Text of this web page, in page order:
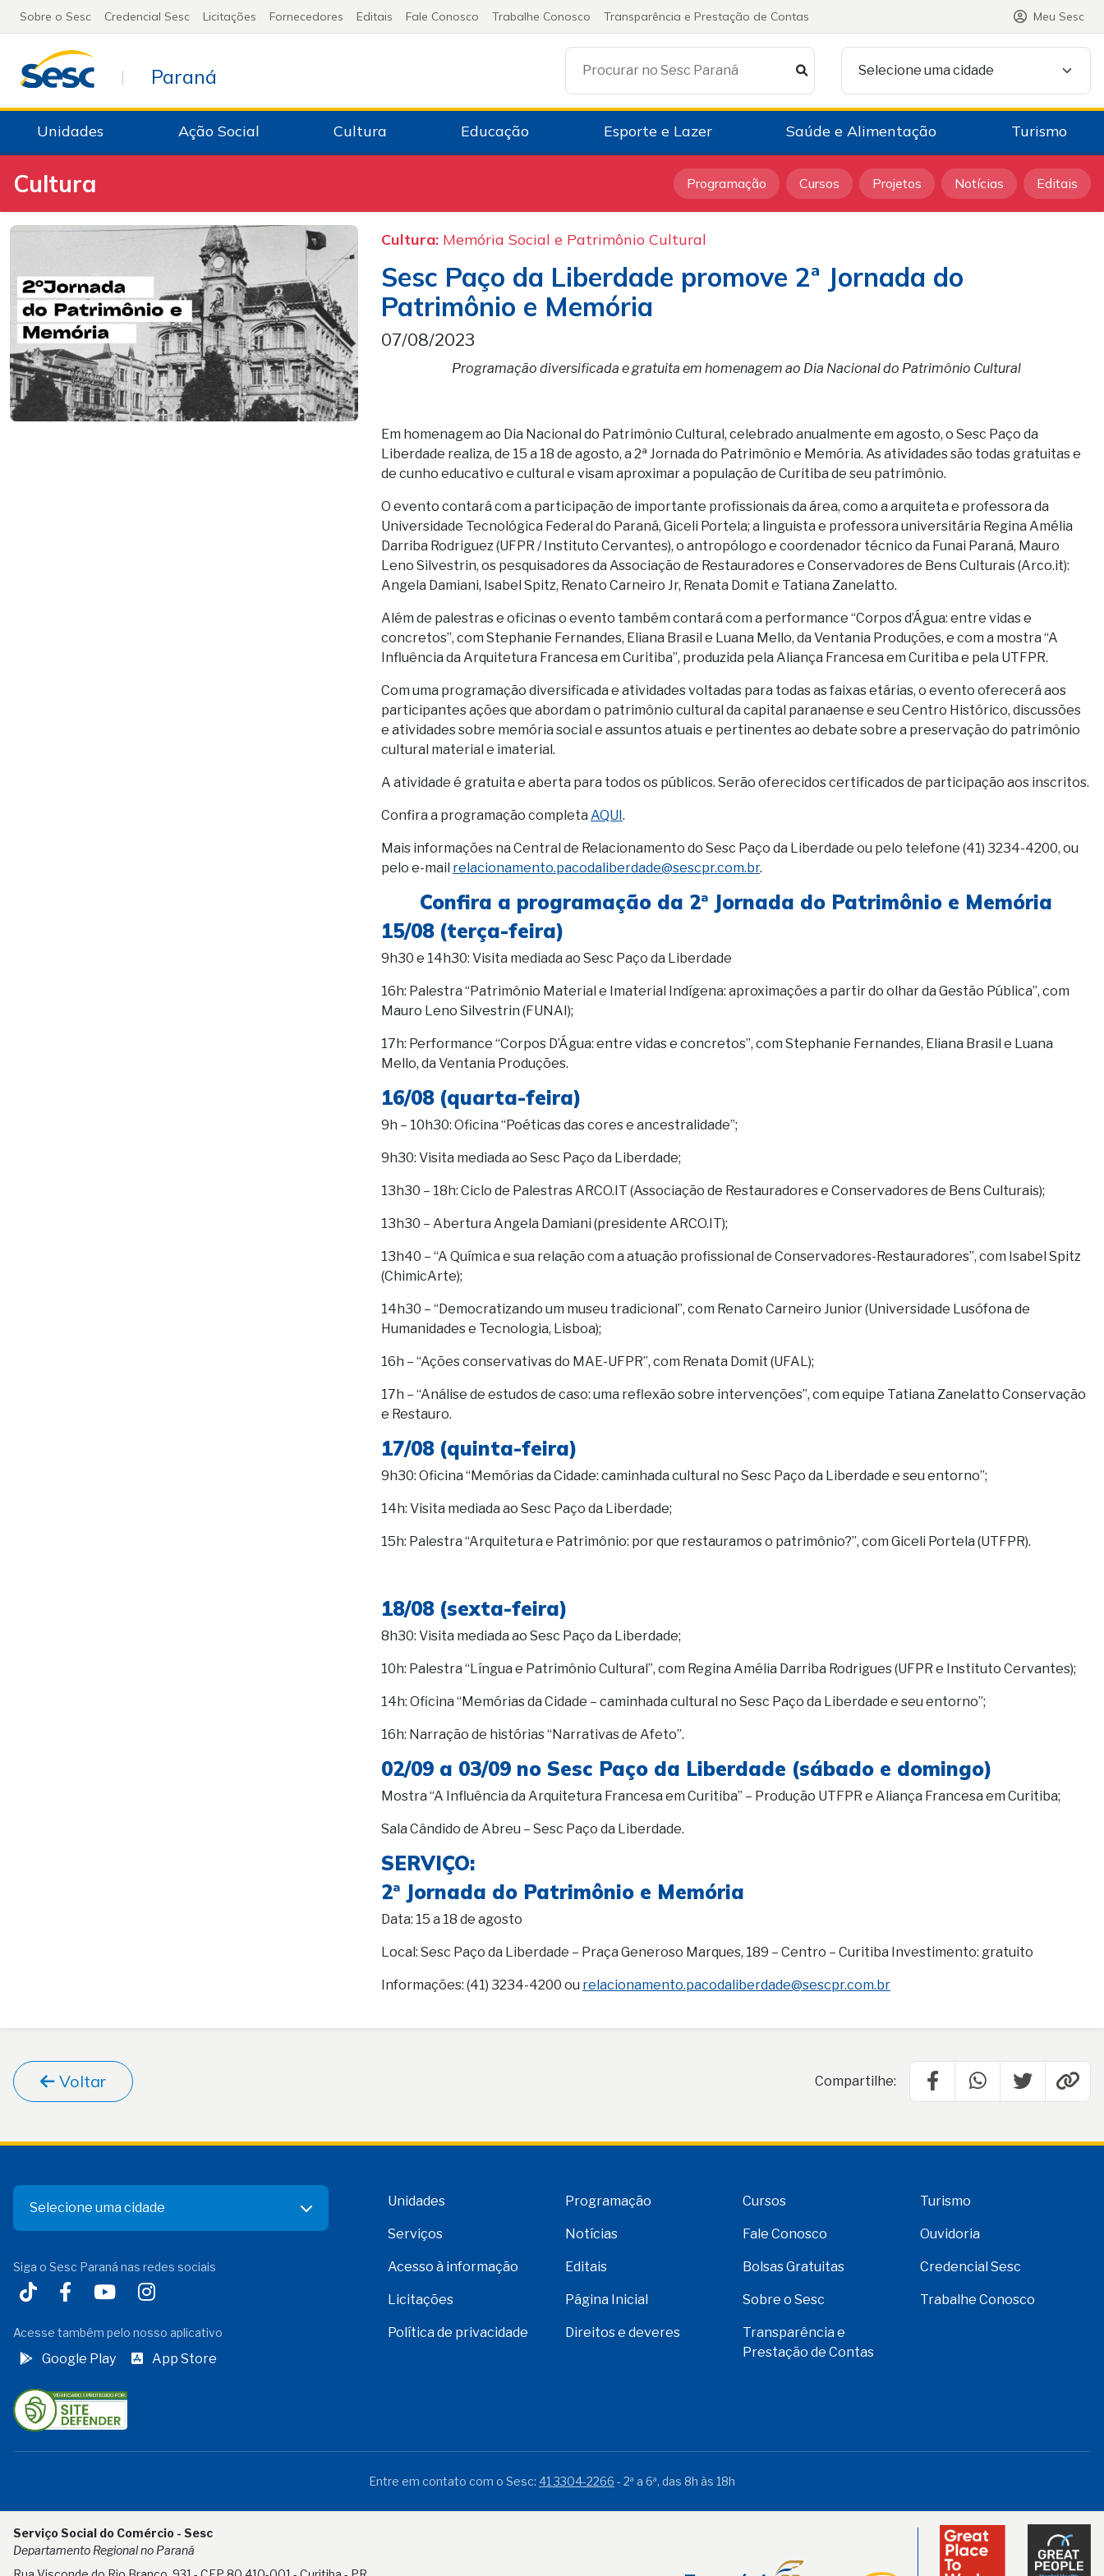
Sobre o Sesc Credencial Sesc Licitações Fornecedores Editais Fale Conosco Trabalhe Conosco Transparência e Prestação de Contas Meu Sesc
Paraná Procurar no Sesc Paraná Selecione uma cidade
Unidades Ação Social Cultura Educação Esporte e Lazer Saúde e Alimentação Turismo
Cultura Programação Cursos Projetos Notícias Editais
Cultura: Memória Social e Patrimônio Cultural
Sesc Paço da Liberdade promove 2ª Jornada do
Patrimônio e Memória
07/08/2023
Programação diversificada e gratuita em homenagem ao Dia Nacional do Patrimônio Cultural
Em homenagem ao Dia Nacional do Patrimônio Cultural, celebrado anualmente em agosto, o Sesc Paço da
Liberdade realiza, de 15 a 18 de agosto, a 2ª Jornada do Patrimônio e Memória. As atividades são todas gratuitas e
de cunho educativo e cultural e visam aproximar a população de Curitiba de seu patrimônio.
O evento contará com a participação de importante profissionais da área, como a arquiteta e professora da
Universidade Tecnológica Federal do Paraná, Giceli Portela; a linguista e professora universitária Regina Amélia
Darriba Rodriguez (UFPR / Instituto Cervantes), o antropólogo e coordenador técnico da Funai Paraná, Mauro
Leno Silvestrin, os pesquisadores da Associação de Restauradores e Conservadores de Bens Culturais (Arco.it):
Angela Damiani, Isabel Spitz, Renato Carneiro Jr, Renata Domit e Tatiana Zanelatto.
Além de palestras e oficinas o evento também contará com a performance “Corpos d’Água: entre vidas e
concretos”, com Stephanie Fernandes, Eliana Brasil e Luana Mello, da Ventania Produções, e com a mostra “A
Influência da Arquitetura Francesa em Curitiba”, produzida pela Aliança Francesa em Curitiba e pela UTFPR.
Com uma programação diversificada e atividades voltadas para todas as faixas etárias, o evento oferecerá aos
participantes ações que abordam o patrimônio cultural da capital paranaense e seu Centro Histórico, discussões
e atividades sobre memória social e assuntos atuais e pertinentes ao debate sobre a preservação do patrimônio
cultural material e imaterial.
A atividade é gratuita e aberta para todos os públicos. Serão oferecidos certificados de participação aos inscritos.
Confira a programação completa AQUI .
Mais informações na Central de Relacionamento do Sesc Paço da Liberdade ou pelo telefone (41) 3234-4200, ou
pelo e-mail relacionamento.pacodaliberdade@sescpr.com.br.
Confira a programação da 2ª Jornada do Patrimônio e Memória
15/08 (terça-feira)
9h30 e 14h30: Visita mediada ao Sesc Paço da Liberdade
16h: Palestra “Patrimônio Material e Imaterial Indígena: aproximações a partir do olhar da Gestão Pública”, com
Mauro Leno Silvestrin (FUNAI);
17h: Performance “Corpos D’Água: entre vidas e concretos”, com Stephanie Fernandes, Eliana Brasil e Luana
Mello, da Ventania Produções.
16/08 (quarta-feira)
9h – 10h30: Oficina “Poéticas das cores e ancestralidade”;
9h30: Visita mediada ao Sesc Paço da Liberdade;
13h30 – 18h: Ciclo de Palestras ARCO.IT (Associação de Restauradores e Conservadores de Bens Culturais);
13h30 – Abertura Angela Damiani (presidente ARCO.IT);
13h40 – “A Química e sua relação com a atuação profissional de Conservadores-Restauradores”, com Isabel Spitz
(ChimicArte);
14h30 – “Democratizando um museu tradicional”, com Renato Carneiro Junior (Universidade Lusófona de
Humanidades e Tecnologia, Lisboa);
16h – “Ações conservativas do MAE-UFPR”, com Renata Domit (UFAL);
17h – “Análise de estudos de caso: uma reflexão sobre intervenções”, com equipe Tatiana Zanelatto Conservação
e Restauro.
17/08 (quinta-feira)
9h30: Oficina “Memórias da Cidade: caminhada cultural no Sesc Paço da Liberdade e seu entorno”;
14h: Visita mediada ao Sesc Paço da Liberdade;
15h: Palestra “Arquitetura e Patrimônio: por que restauramos o patrimônio?”, com Giceli Portela (UTFPR).
18/08 (sexta-feira)
8h30: Visita mediada ao Sesc Paço da Liberdade;
10h: Palestra “Língua e Patrimônio Cultural”, com Regina Amélia Darriba Rodrigues (UFPR e Instituto Cervantes);
14h: Oficina “Memórias da Cidade – caminhada cultural no Sesc Paço da Liberdade e seu entorno”;
16h: Narração de histórias “Narrativas de Afeto”.
02/09 a 03/09 no Sesc Paço da Liberdade (sábado e domingo)
Mostra “A Influência da Arquitetura Francesa em Curitiba” – Produção UTFPR e Aliança Francesa em Curitiba;
Sala Cândido de Abreu – Sesc Paço da Liberdade.
SERVIÇO:
2ª Jornada do Patrimônio e Memória
Data: 15 a 18 de agosto
Local: Sesc Paço da Liberdade – Praça Generoso Marques, 189 – Centro – Curitiba Investimento: gratuito
Informações: (41) 3234-4200 ou relacionamento.pacodaliberdade@sescpr.com.br
Voltar Compartilhe:
Selecione uma cidade
Siga o Sesc Paraná nas redes sociais
Acesse também pelo nosso aplicativo
Google Play App Store
Unidades Programação Cursos Turismo
Serviços Notícias Fale Conosco Ouvidoria
Acesso à informação Editais Bolsas Gratuitas Credencial Sesc
Licitações Página Inicial Sobre o Sesc Trabalhe Conosco
Política de privacidade Direitos e deveres
Transparência e
Prestação de Contas
Entre em contato com o Sesc: 41 3304-2266 - 2ª a 6ª, das 8h às 18h
Serviço Social do Comércio - Sesc
Departamento Regional no Paraná